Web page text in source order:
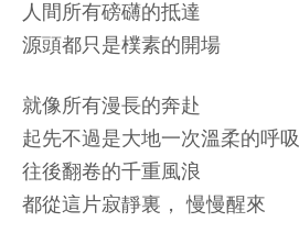
人間所有磅礴的抵達
源頭都只是樸素的開場
就像所有漫長的奔赴
起先不過是大地一次溫柔的呼吸
往後翻卷的千重風浪
都從這片寂靜裏， 慢慢醒來